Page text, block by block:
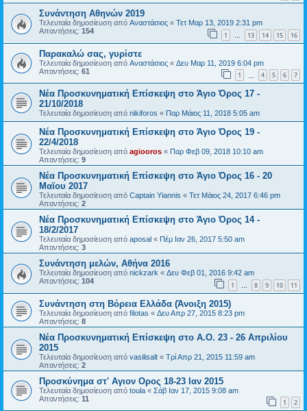
Συνάντηση Αθηνών 2019
Τελευταία δημοσίευση από Αναστάσιος « Τετ Μαρ 13, 2019 2:31 pm
Απαντήσεις: 154 1 … 13 14 15 16
Παρακαλώ σας, γυρίστε
Τελευταία δημοσίευση από Αναστάσιος « Δευ Μαρ 11, 2019 6:04 pm
Απαντήσεις: 61 1 4 5 6 7
Νέα Προσκυνηματική Επίσκεψη στο Άγιο Όρος 17 -
21/10/2018
Τελευταία δημοσίευση από nikiforos « Παρ Μάιος 11, 2018 5:05 am
Νέα Προσκυνηματική Επίσκεψη στο Άγιο Όρος 19 -
22/4/2018
Τελευταία δημοσίευση από agiooros « Παρ Φεβ 09, 2018 10:10 am
Απαντήσεις: 9
Νέα Προσκυνηματική Επίσκεψη στο Άγιο Όρος 16 - 20
Μαϊου 2017
Τελευταία δημοσίευση από Captain Yiannis « Τετ Μάιος 24, 2017 6:46 pm
Απαντήσεις: 2
Νέα Προσκυνηματική Επίσκεψη στο Άγιο Όρος 14 -
18/2/2017
Τελευταία δημοσίευση από aposal « Πέμ Ιαν 26, 2017 5:50 am
Απαντήσεις: 3
Συνάντηση μελών, Αθήνα 2016
Τελευταία δημοσίευση από nickzark « Δευ Φεβ 01, 2016 9:42 am
Απαντήσεις: 104 1 … 8 9 10 11
Συνάντηση στη Βόρεια Ελλάδα (Άνοιξη 2015)
Τελευταία δημοσίευση από filotas « Δευ Απρ 27, 2015 8:23 pm
Απαντήσεις: 8
Νέα Προσκυνηματική Επίσκεψη στο Α.Ο. 23 - 26 Απριλίου
2015
Τελευταία δημοσίευση από vasilisalt « Τρί Απρ 21, 2015 11:59 am
Απαντήσεις: 2
Προσκύνημα στ' Αγιον Ορος 18-23 Ιαν 2015
Τελευταία δημοσίευση από toula « Σάβ Ιαν 17, 2015 9:08 am
Απαντήσεις: 11 1 2